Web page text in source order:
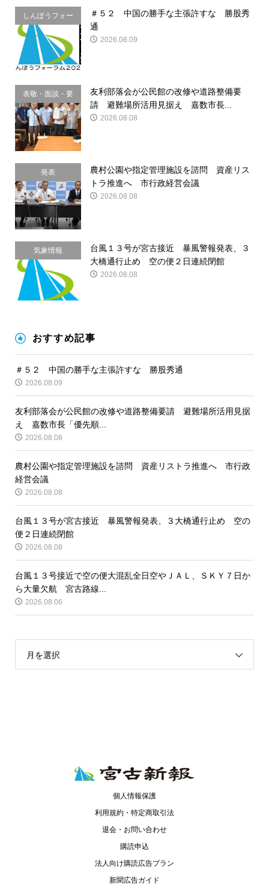
しんぽうフォー
ラム
＃５２ 中国の勝手な主張許すな 勝股秀
通
2026.08.09
表敬・面談・要
請
友利部落会が公民館の改修や道路整備要
請 避難場所活用見据え 嘉数市長...
2026.08.08
発表
農村公園や指定管理施設を諮問 資産リス
トラ推進へ 市行政経営会議
2026.08.08
気象情報
台風１３号が宮古接近 暴風警報発表、３
大橋通行止め 空の便２日連続閉館
2026.08.08
おすすめ記事
＃５２ 中国の勝手な主張許すな 勝股秀通
2026.08.09
友利部落会が公民館の改修や道路整備要請 避難場所活用見据
え 嘉数市長「優先順...
2026.08.08
農村公園や指定管理施設を諮問 資産リストラ推進へ 市行政
経営会議
2026.08.08
台風１３号が宮古接近 暴風警報発表、３大橋通行止め 空の
便２日連続閉館
2026.08.08
台風１３号接近で空の便大混乱全日空やＪＡＬ、ＳＫＹ７日か
ら大量欠航 宮古路線...
2026.08.06
月を選択
個人情報保護
利用規約・特定商取引法
退会・お問い合わせ
購読申込
法人向け購読広告プラン
新聞広告ガイド